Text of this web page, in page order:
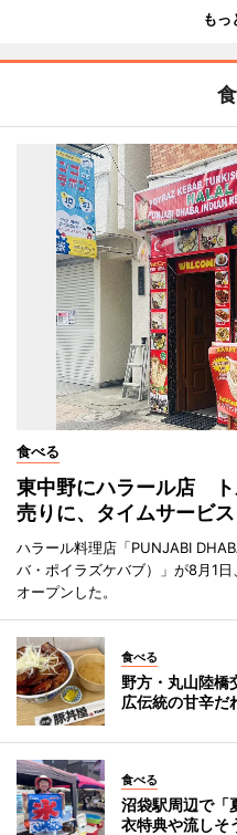
もっ
食べる
東中野にハラール店 ト
売りに、タイムサービス
ハラール料理店「PUNJABI
バ・ポイラズケバブ）」が8月1
オープンした。
食べる
野方・丸山陸
広伝統の甘辛だ
食べる
沼袋駅周辺で
衣特典や流しそ